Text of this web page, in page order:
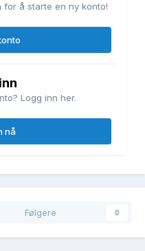
for å starte en ny konto!
Logg inn her.
nå
Følgere 0